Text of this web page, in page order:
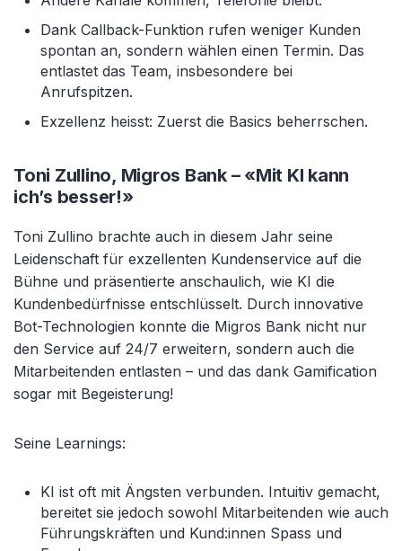
Dank Callback-Funktion rufen weniger Kunden
spontan an, sondern wählen einen Termin. Das
entlastet das Team, insbesondere bei
Anrufspitzen.
Exzellenz heisst: Zuerst die Basics beherrschen.
Toni Zullino, Migros Bank – «Mit KI kann
ich’s besser!»
Toni Zullino brachte auch in diesem Jahr seine
Leidenschaft für exzellenten Kundenservice auf die
Bühne und präsentierte anschaulich, wie KI die
Kundenbedürfnisse entschlüsselt. Durch innovative
Bot-Technologien konnte die Migros Bank nicht nur
den Service auf 24/7 erweitern, sondern auch die
Mitarbeitenden entlasten – und das dank Gamification
sogar mit Begeisterung!
Seine Learnings:
KI ist oft mit Ängsten verbunden. Intuitiv gemacht,
bereitet sie jedoch sowohl Mitarbeitenden wie auch
Führungskräften und Kund:innen Spass und